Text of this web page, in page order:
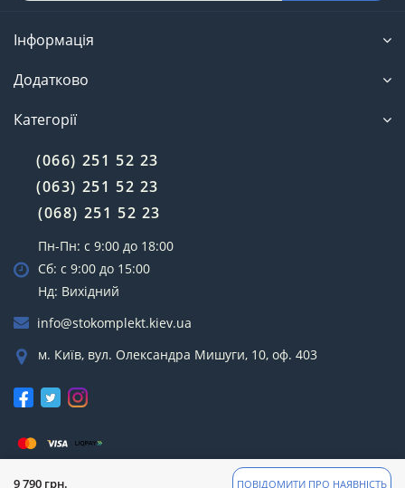
9 790 грн. ПОВІДОМИТИ ПРО НАЯВНІСТЬ
Інформація
Додатково
Категорії
(066) 251 52 23
(063) 251 52 23
(068) 251 52 23
Пн-Пн: с 9:00 до 18:00
Сб: с 9:00 до 15:00
Нд: Вихідний
info@stokomplekt.kiev.ua
м. Київ, вул. Олександра Мишуги, 10, оф. 403
СТОкомплект © 2022